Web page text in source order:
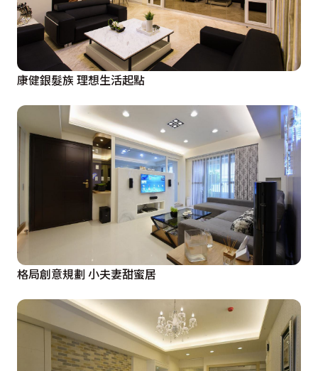
康健銀髮族 理想生活起點
格局創意規劃 小夫妻甜蜜居